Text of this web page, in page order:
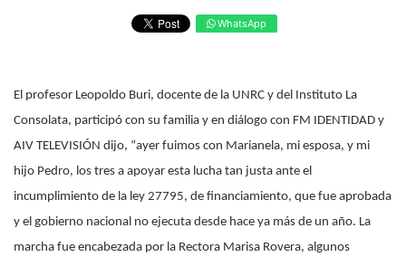
WhatsApp
El profesor Leopoldo Buri, docente de la UNRC y del Instituto La
Consolata, participó con su familia y en diálogo con FM IDENTIDAD y
AIV TELEVISIÓN dijo, “ayer fuimos con Marianela, mi esposa, y mi
hijo Pedro, los tres a apoyar esta lucha tan justa ante el
incumplimiento de la ley 27795, de financiamiento, que fue aprobada
y el gobierno nacional no ejecuta desde hace ya más de un año. La
marcha fue encabezada por la Rectora Marisa Rovera, algunos